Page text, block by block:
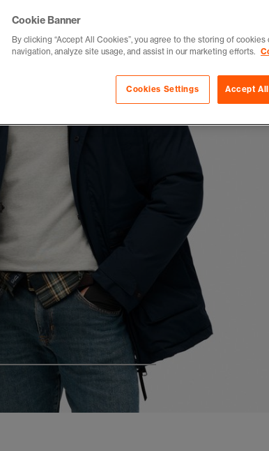
4 7
Cookie Banner
By clicking “Accept All Cookies”, you agree to the storing of
navigation, analyze site usage, and assist in our marketing efforts.
Accept
Cookies Settings